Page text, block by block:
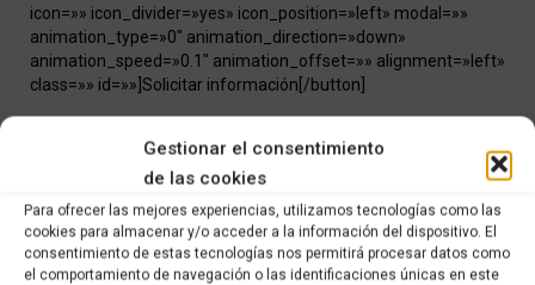
Gestionar el consentimiento
de las cookies
Para ofrecer las mejores experiencias, utilizamos tecnologías como las
cookies para almacenar y/o acceder a la información del dispositivo. El
consentimiento de estas tecnologías nos permitirá procesar datos como
el comportamiento de navegación o las identificaciones únicas en este
icon=»» icon_divider=»yes» icon_position=»left» modal=»»
animation_type=»0″ animation_direction=»down»
animation_speed=»0.1″ animation_offset=»» alignment=»left»
class=»» id=»»]Solicitar información[/button]
RECAMBIOS DE OCASIÓN,Recambios ocasión Honda
Share this product
Share
Share
Share
Share